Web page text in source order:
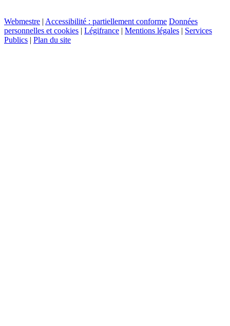
Webmestre | Accessibilité : partiellement conforme Données
personnelles et cookies | Légifrance | Mentions légales | Services
Publics | Plan du site